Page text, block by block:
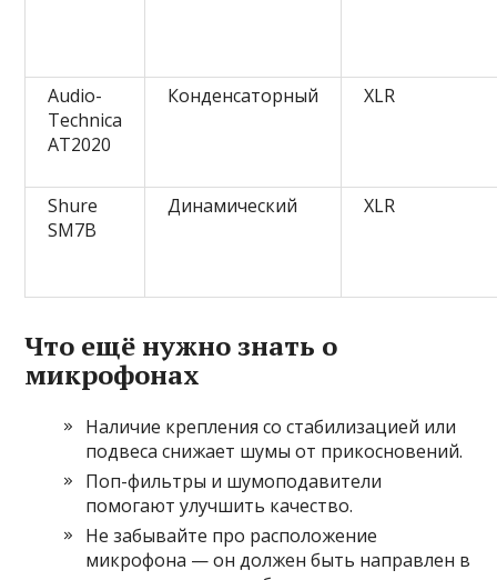
Audio-
Technica
AT2020
Конденсаторный XLR
Shure
SM7B
Динамический XLR
Что ещё нужно знать о
микрофонах
Наличие крепления со стабилизацией или
подвеса снижает шумы от прикосновений.
Поп-фильтры и шумоподавители
помогают улучшить качество.
Не забывайте про расположение
микрофона — он должен быть направлен в